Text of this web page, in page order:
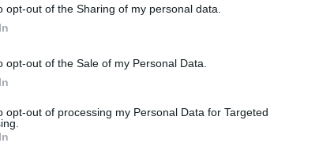
opt-out of the Sharing of my personal data.
opt-out of the Sale of my Personal Data.
opt-out of processing my Personal Data for Targeted
piccoli
serie di vantaggi che li rendono attraenti